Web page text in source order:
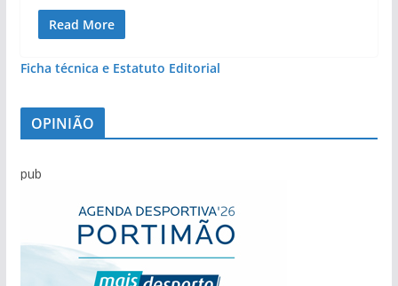
Read More
Ficha técnica e Estatuto Editorial
OPINIÃO
pub